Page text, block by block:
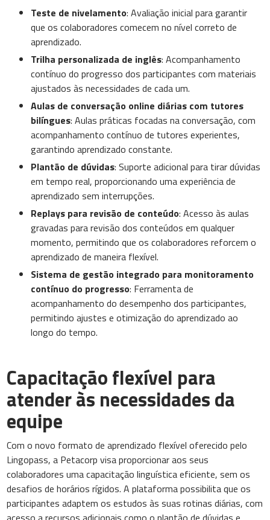
Teste de nivelamento: Avaliação inicial para garantir
que os colaboradores comecem no nível correto de
aprendizado.
Trilha personalizada de inglês: Acompanhamento
contínuo do progresso dos participantes com materiais
ajustados às necessidades de cada um.
Aulas de conversação online diárias com tutores
bilíngues: Aulas práticas focadas na conversação, com
acompanhamento contínuo de tutores experientes,
garantindo aprendizado constante.
Plantão de dúvidas: Suporte adicional para tirar dúvidas
em tempo real, proporcionando uma experiência de
aprendizado sem interrupções.
Replays para revisão de conteúdo: Acesso às aulas
gravadas para revisão dos conteúdos em qualquer
momento, permitindo que os colaboradores reforcem o
aprendizado de maneira flexível.
Sistema de gestão integrado para monitoramento
contínuo do progresso: Ferramenta de
acompanhamento do desempenho dos participantes,
permitindo ajustes e otimização do aprendizado ao
longo do tempo.
Capacitação flexível para
atender às necessidades da
equipe
Com o novo formato de aprendizado flexível oferecido pelo
Lingopass, a Petacorp visa proporcionar aos seus
colaboradores uma capacitação linguística eficiente, sem os
desafios de horários rígidos. A plataforma possibilita que os
participantes adaptem os estudos às suas rotinas diárias, com